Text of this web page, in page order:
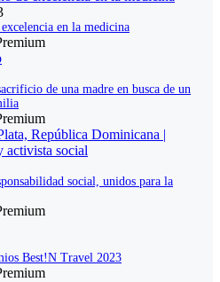
en la medicina
de una madre en busca de un
social, unidos para la
Best!N Travel 2023